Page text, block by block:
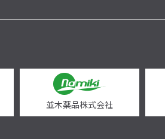
並木薬品株式会社